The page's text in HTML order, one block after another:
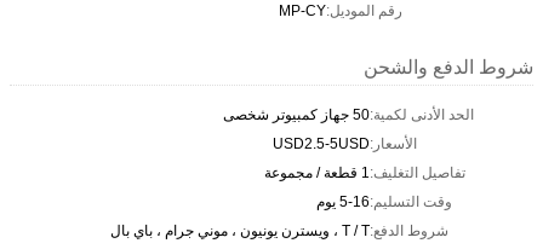
رقم الموديل:MP-CY
شروط الدفع والشحن
الحد الأدنى لكمية:50 جهاز كمبيوتر شخصى
الأسعار:USD2.5-5USD
تفاصيل التغليف:1 قطعة / مجموعة
وقت التسليم:5-16 يوم
شروط الدفع:T / T ، ويسترن يونيون ، موني جرام ، باي بال